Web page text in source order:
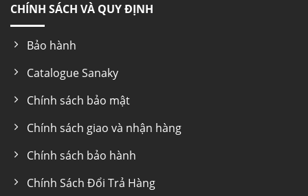
CÔNG NGHỆ LÀM LẠNH TRỰC TIẾP
CHÍNH SÁCH VÀ QUY ĐỊNH
Bảo hành
Catalogue Sanaky
Chính sách bảo mật
Chính sách giao và nhận hàng
Chính sách bảo hành
Chính Sách Đổi Trả Hàng